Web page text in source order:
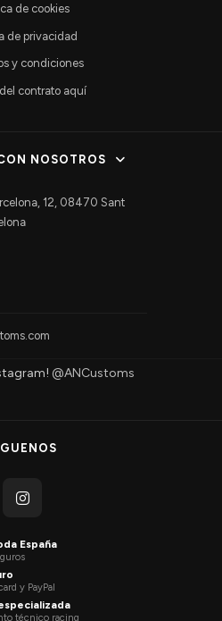
de cookies
de privacidad
y condiciones
contrato aquí
NOSOTROS
12, 08470 Sant
@ANCustoms
España
y PayPal
técnico racing